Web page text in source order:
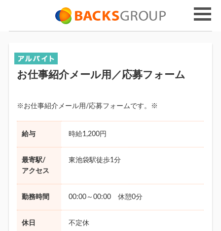
お仕事紹介メール用／応募フォーム
※お仕事紹介メール用/応募フォームです。※
給与 時給1,200円
最寄駅/
アクセス
東池袋駅徒歩1分
勤務時間 00:00～00:00 休憩0分
休日 不定休